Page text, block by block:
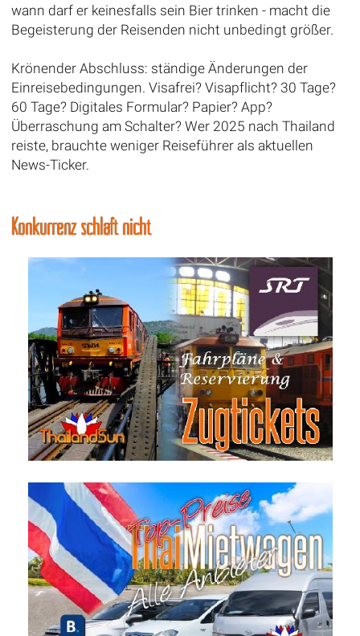
wann darf er keinesfalls sein Bier trinken - macht die
Begeisterung der Reisenden nicht unbedingt größer.
Krönender Abschluss: ständige Änderungen der
Einreisebedingungen. Visafrei? Visapflicht? 30 Tage?
60 Tage? Digitales Formular? Papier? App?
Überraschung am Schalter? Wer 2025 nach Thailand
reiste, brauchte weniger Reiseführer als aktuellen
News-Ticker.
Konkurrenz schläft nicht